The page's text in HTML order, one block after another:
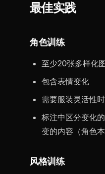
最佳实践
角色训练
至少20张多样化
包含表情变化
需要服装灵活性
标注中区分变化
变的内容（角色本
风格训练